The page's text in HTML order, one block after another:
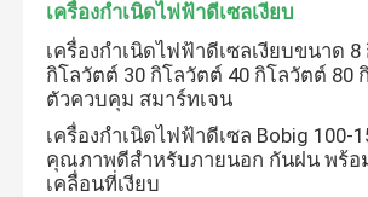
เครื่องกำเนิดไฟฟ้าดีเซลแบบเปิด
เครื่องกำเนิดไฟฟ้าดีเซลคอนเทนเนอร์
เครื่องกำเนิดไฟฟ้าดีเซลเงียบ
เครื่องกำเนิดไฟฟ้าดีเซลเงียบขนาด
กิโลวัตต์ 30 กิโลวัตต์ 40 กิโลวัตต์ 80
ตัวควบคุม สมาร์ทเจน
เครื่องกำเนิดไฟฟ้าดีเซล Bobig 100-
คุณภาพดีสำหรับภายนอก กันฝน พร้อ
เคลื่อนที่เงียบ